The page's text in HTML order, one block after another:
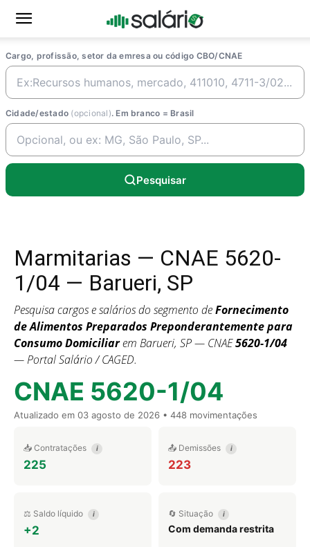
Cargo, profissão, setor da emresa ou código CBO/CNAE
Cidade/estado (opcional). Em branco = Brasil
Pesquisar
Marmitarias — CNAE 5620-
1/04 — Barueri, SP
Pesquisa cargos e salários do segmento deFornecimento
de Alimentos Preparados Preponderantemente para
Consumo Domiciliarem Barueri, SP — CNAE5620-1/04
— Portal Salário / CAGED.
CNAE 5620-1/04
Atualizado em 03 agosto de 2026 • 448 movimentações
📥 Contratações i
225
📤 Demissões i
223
⚖️ Saldo líquido i
+2
🔄 Situação i
Com demanda restrita